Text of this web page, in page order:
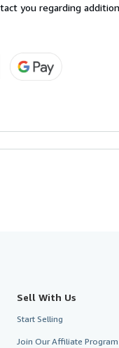
you regarding
Sell With Us
Start Selling
Join Our Affiliate Program